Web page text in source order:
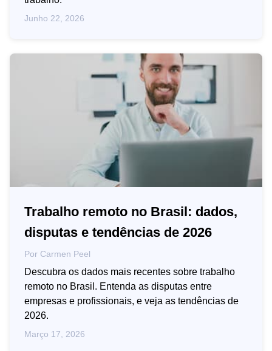
Junho 22, 2026
Trabalho remoto no Brasil: dados,
disputas e tendências de 2026
Por Carmen Peel
Descubra os dados mais recentes sobre trabalho
remoto no Brasil. Entenda as disputas entre
empresas e profissionais, e veja as tendências de
2026.
Março 17, 2026